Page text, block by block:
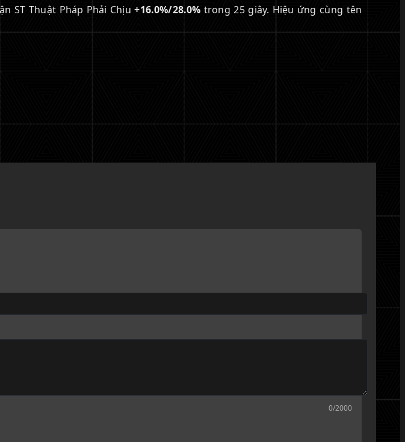
ST Thuật Pháp Phải Chịu+16.0%/28.0% trong 25 giây. Hiệu ứng cùng tên
0/2000